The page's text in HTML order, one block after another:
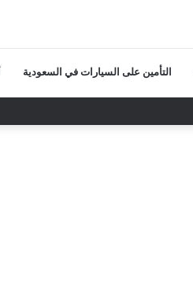
التأمين على السيارات في السعودية